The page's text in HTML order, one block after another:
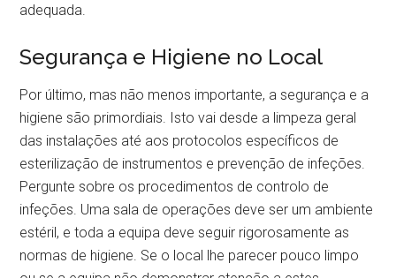
adequada.
Segurança e Higiene no Local
Por último, mas não menos importante, a segurança e a
higiene são primordiais. Isto vai desde a limpeza geral
das instalações até aos protocolos específicos de
esterilização de instrumentos e prevenção de infeções.
Pergunte sobre os procedimentos de controlo de
infeções. Uma sala de operações deve ser um ambiente
estéril, e toda a equipa deve seguir rigorosamente as
normas de higiene. Se o local lhe parecer pouco limpo